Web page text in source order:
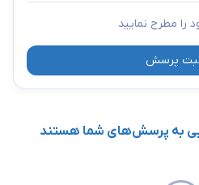
مطرح نمایید
پرسش
به پرسش‌های شما هستند